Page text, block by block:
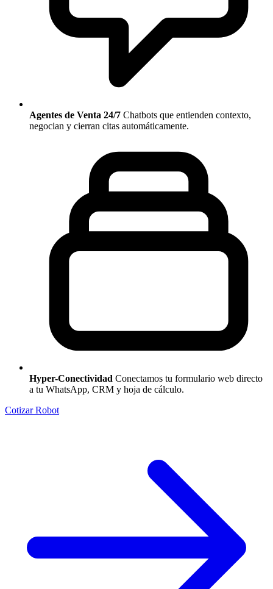
Agentes de Venta 24/7 Chatbots que entienden contexto,
negocian y cierran citas automáticamente.
Hyper-Conectividad Conectamos tu formulario web directo
a tu WhatsApp, CRM y hoja de cálculo.
Cotizar Robot